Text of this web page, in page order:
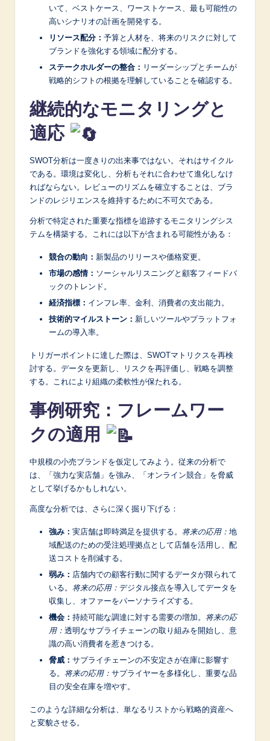
いて、ベストケース、ワーストケース、最も可能性の
高いシナリオの計画を開発する。
リソース配分： 予算と人材を、将来のリスクに対して
ブランドを強化する領域に配分する。
ステークホルダーの整合： リーダーシップとチームが
戦略的シフトの根拠を理解していることを確認する。
継続的なモニタリングと
適応
SWOT分析は一度きりの出来事ではない。それはサイクル
である。環境は変化し、分析もそれに合わせて進化しなけ
ればならない。レビューのリズムを確立することは、ブラ
ンドのレジリエンスを維持するために不可欠である。
分析で特定された重要な指標を追跡するモニタリングシス
テムを構築する。これには以下が含まれる可能性がある：
競合の動向： 新製品のリリースや価格変更。
市場の感情： ソーシャルリスニングと顧客フィードバ
ックのトレンド。
経済指標： インフレ率、金利、消費者の支出能力。
技術的マイルストーン： 新しいツールやプラットフォ
ームの導入率。
トリガーポイントに達した際は、SWOTマトリクスを再検
討する。データを更新し、リスクを再評価し、戦略を調整
する。これにより組織の柔軟性が保たれる。
事例研究：フレームワー
クの適用
中規模の小売ブランドを仮定してみよう。従来の分析で
は、「強力な実店舗」を強み、「オンライン競合」を脅威
として挙げるかもしれない。
高度な分析では、さらに深く掘り下げる：
強み： 実店舗は即時満足を提供する。 将来の応用： 地
域配送のための受注処理拠点として店舗を活用し、配
送コストを削減する。
弱み： 店舗内での顧客行動に関するデータが限られて
いる。 将来の応用： デジタル接点を導入してデータを
収集し、オファーをパーソナライズする。
機会： 持続可能な調達に対する需要の増加。 将来の応
用： 透明なサプライチェーンの取り組みを開始し、意
識の高い消費者を惹きつける。
脅威： サプライチェーンの不安定さが在庫に影響す
る。 将来の応用： サプライヤーを多様化し、重要な品
目の安全在庫を増やす。
このような詳細な分析は、単なるリストから戦略的資産へ
と変貌させる。